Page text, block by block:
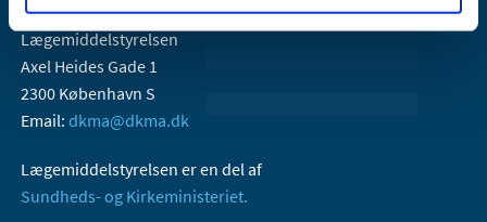
Lægemiddelstyrelsen
Axel Heides Gade 1
2300 København S
Email: dkma@dkma.dk
Lægemiddelstyrelsen er en del af
Sundheds- og Kirkeministeriet.